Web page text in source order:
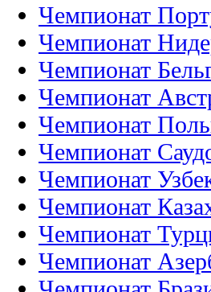
Чемпионат
Чемпионат
Чемпионат
Чемпионат
Чемпионат
Чемпионат
Чемпионат
Чемпионат
Чемпионат
Чемпионат